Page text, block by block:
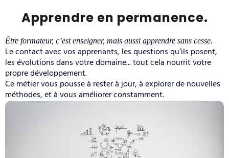
Apprendre en permanence.
Être formateur, c’est enseigner, mais aussi apprendre sans cesse.
Le contact avec vos apprenants, les questions qu’ils posent,
les évolutions dans votre domaine... tout cela nourrit votre
propre développement.
Ce métier vous pousse à rester à jour, à explorer de nouvelles
méthodes, et à vous améliorer constamment.